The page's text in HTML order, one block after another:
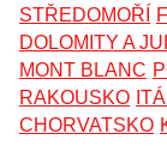
STŘEDOMOŘÍ
DOLOMITY A
MONT BLANC
RAKOUSKO
CHORVATSKO